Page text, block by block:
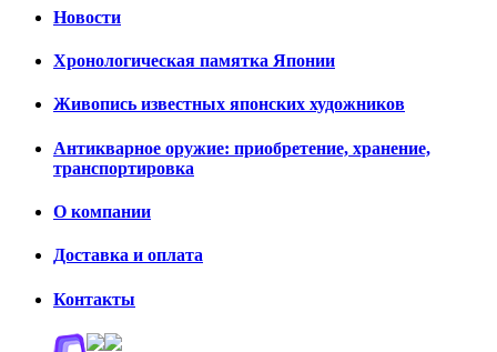
Новости
Хронологическая памятка Японии
Живопись известных японских художников
Антикварное оружие: приобретение, хранение,
транспортировка
О компании
Доставка и оплата
Контакты